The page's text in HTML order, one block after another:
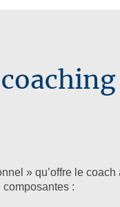
» qu’offre le
: